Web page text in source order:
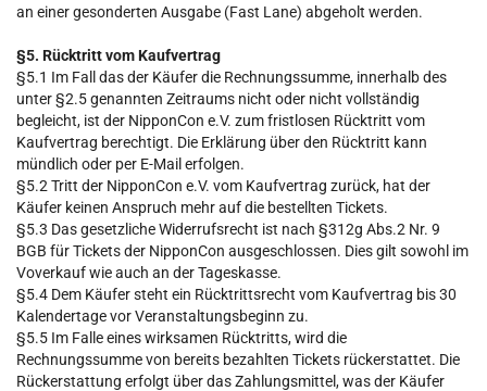
an einer gesonderten Ausgabe (Fast Lane) abgeholt werden.
§5. Rücktritt vom Kaufvertrag
§5.1 Im Fall das der Käufer die Rechnungssumme, innerhalb des
unter §2.5 genannten Zeitraums nicht oder nicht vollständig
begleicht, ist der NipponCon e.V. zum fristlosen Rücktritt vom
Kaufvertrag berechtigt. Die Erklärung über den Rücktritt kann
mündlich oder per E-Mail erfolgen.
§5.2 Tritt der NipponCon e.V. vom Kaufvertrag zurück, hat der
Käufer keinen Anspruch mehr auf die bestellten Tickets.
§5.3 Das gesetzliche Widerrufsrecht ist nach §312g Abs.2 Nr. 9
BGB für Tickets der NipponCon ausgeschlossen. Dies gilt sowohl im
Voverkauf wie auch an der Tageskasse.
§5.4 Dem Käufer steht ein Rücktrittsrecht vom Kaufvertrag bis 30
Kalendertage vor Veranstaltungsbeginn zu.
§5.5 Im Falle eines wirksamen Rücktritts, wird die
Rechnungssumme von bereits bezahlten Tickets rückerstattet. Die
Rückerstattung erfolgt über das Zahlungsmittel, was der Käufer